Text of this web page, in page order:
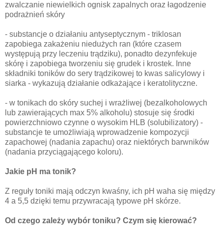
zwalczanie niewielkich ognisk zapalnych oraz łagodzenie
podrażnień skóry
- substancje o działaniu antyseptycznym - triklosan
zapobiega zakażeniu niedużych ran (które czasem
występują przy leczeniu trądziku), ponadto dezynfekuje
skórę i zapobiega tworzeniu się grudek i krostek. Inne
składniki toników do sery trądzikowej to kwas salicylowy i
siarka - wykazują działanie odkażające i keratolityczne.
- w tonikach do skóry suchej i wrażliwej (bezalkoholowych
lub zawierających max 5% alkoholu) stosuje się środki
powierzchniowo czynne o wysokim HLB (solubilizatory) -
substancje te umożliwiają wprowadzenie kompozycji
zapachowej (nadania zapachu) oraz niektórych barwników
(nadania przyciągającego koloru).
Jakie pH ma tonik?
Z reguły toniki mają odczyn kwaśny, ich pH waha się między
4 a 5,5 dzięki temu przywracają typowe pH skórze.
Od czego zależy wybór toniku? Czym się kierować?